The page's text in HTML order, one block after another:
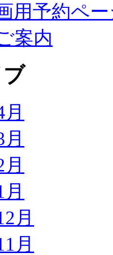
用予約ペ
案内
月
月